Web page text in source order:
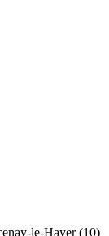
le-Hayer (10)